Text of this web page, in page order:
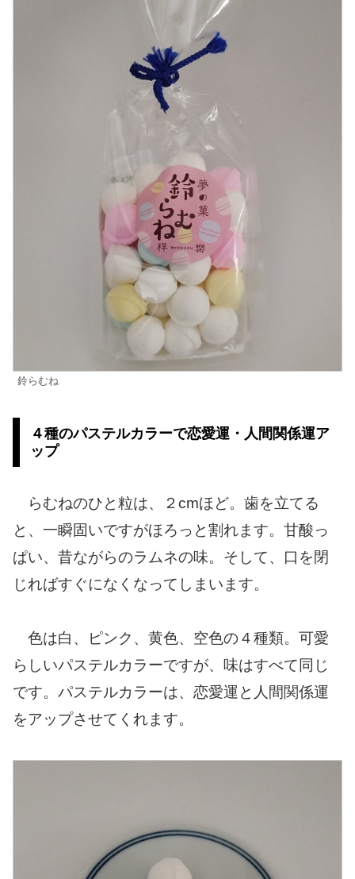
鈴らむね
４種のパステルカラーで恋愛運・人間関係運ア
ップ
らむねのひと粒は、２cmほど。歯を立てる
と、一瞬固いですがほろっと割れます。甘酸っ
ぱい、昔ながらのラムネの味。そして、口を閉
じればすぐになくなってしまいます。
色は白、ピンク、黄色、空色の４種類。可愛
らしいパステルカラーですが、味はすべて同じ
です。パステルカラーは、恋愛運と人間関係運
をアップさせてくれます。